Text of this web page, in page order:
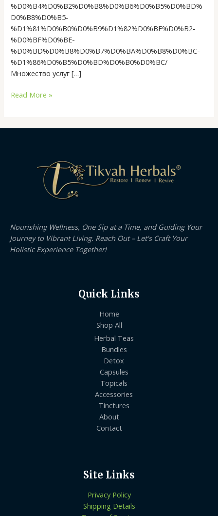
%D0%B4%D0%B2%D0%B8%D0%B6%D0%B5%D0%BD%
D0%B8%D0%B5-
%D1%81%D0%B0%D0%B9%D1%82%D0%BE%D0%B2-
%D0%BF%D0%BE-
%D0%BD%D0%B8%D0%B7%D0%BA%D0%B8%D0%BC-
%D1%86%D0%B5%D0%BD%D0%B0%D0%BC/
Множество услуг […]
Read More »
Nourishing Wellness, One Sip at a Time, and Guiding Your
Journey to Vibrant Living. Reach Out – Let's Craft Your
Holistic Experience Together!
Quick Links
Home
Shop All
Herbal Teas
Bundles
Detox
Capsules
Topicals
Accessories
Tinctures
About
Contact
Site Links
Privacy Policy
Shipping Details